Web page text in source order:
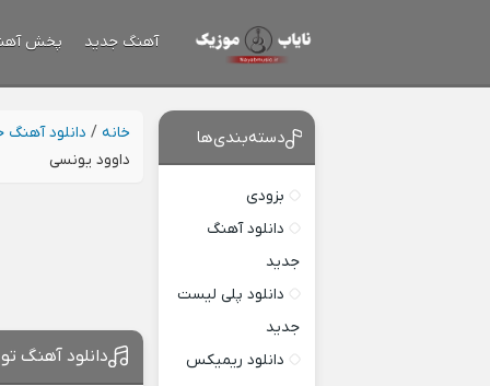
آهنگ جدید پخش
خانه / دانلود آهنگ
داوود یونسی
دانلود آهنگ
دسته‌بندی‌ها
بزودی
دانلود آهنگ
جدید
دانلود پلی لیست
جدید
دانلود ریمیکس